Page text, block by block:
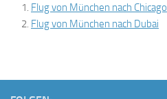
Flug von München nach Chicago
Flug von München nach Dubai